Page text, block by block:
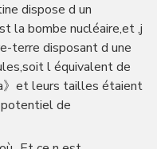
dispose d un
la bombe nucléaire,et ,j
terre disposant d une
l équivalent de
》et leurs tailles étaient
de